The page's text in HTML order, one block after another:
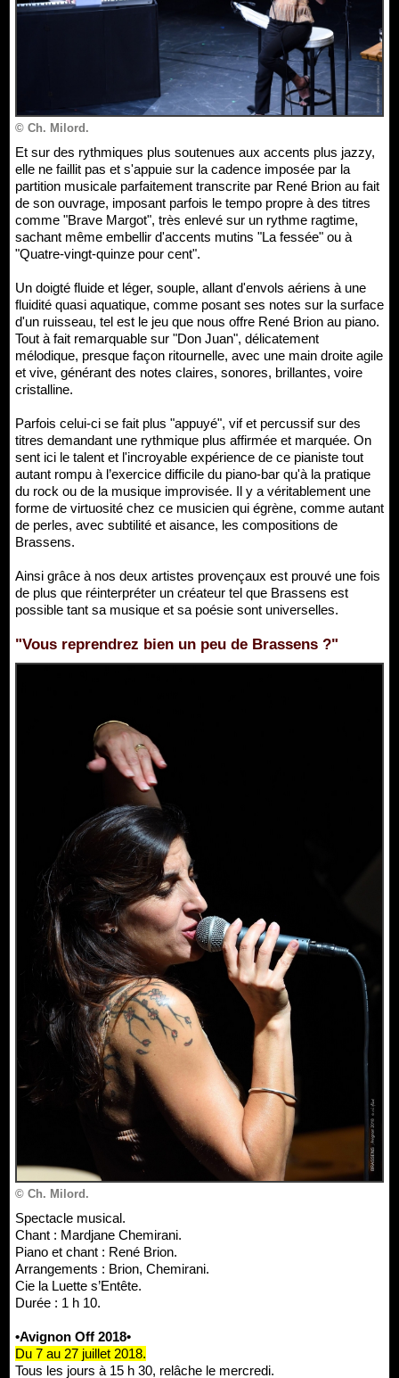
© Ch. Milord.
Et sur des rythmiques plus soutenues aux accents plus jazzy,
elle ne faillit pas et s'appuie sur la cadence imposée par la
partition musicale parfaitement transcrite par René Brion au fait
de son ouvrage, imposant parfois le tempo propre à des titres
comme "Brave Margot", très enlevé sur un rythme ragtime,
sachant même embellir d'accents mutins "La fessée" ou à
"Quatre-vingt-quinze pour cent".
Un doigté fluide et léger, souple, allant d'envols aériens à une
fluidité quasi aquatique, comme posant ses notes sur la surface
d'un ruisseau, tel est le jeu que nous offre René Brion au piano.
Tout à fait remarquable sur "Don Juan", délicatement
mélodique, presque façon ritournelle, avec une main droite agile
et vive, générant des notes claires, sonores, brillantes, voire
cristalline.
Parfois celui-ci se fait plus "appuyé", vif et percussif sur des
titres demandant une rythmique plus affirmée et marquée. On
sent ici le talent et l'incroyable expérience de ce pianiste tout
autant rompu à l’exercice difficile du piano-bar qu'à la pratique
du rock ou de la musique improvisée. Il y a véritablement une
forme de virtuosité chez ce musicien qui égrène, comme autant
de perles, avec subtilité et aisance, les compositions de
Brassens.
Ainsi grâce à nos deux artistes provençaux est prouvé une fois
de plus que réinterpréter un créateur tel que Brassens est
possible tant sa musique et sa poésie sont universelles.
"Vous reprendrez bien un peu de Brassens ?"
© Ch. Milord.
Spectacle musical.
Chant : Mardjane Chemirani.
Piano et chant : René Brion.
Arrangements : Brion, Chemirani.
Cie la Luette s’Entête.
Durée : 1 h 10.
•Avignon Off 2018•
Du 7 au 27 juillet 2018.
Tous les jours à 15 h 30, relâche le mercredi.